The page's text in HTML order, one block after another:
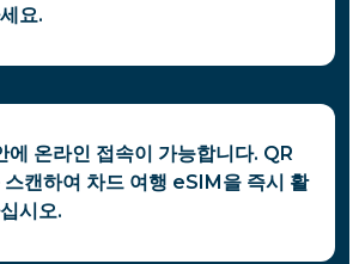
요.
에 온라인 접속이 가능합니다. QR
스캔하여 차드 여행 eSIM을 즉시 활
시오.